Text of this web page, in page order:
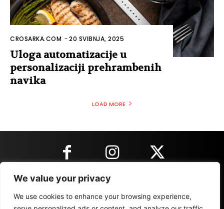
We value your privacy
We use cookies to enhance your browsing experience,
CROSARKA.COM -20 SVIBNJA, 2025
Uloga automatizacije u
personalizaciji prehrambenih
navika
LOAD MORE
KONTAKT INFORMACIJE